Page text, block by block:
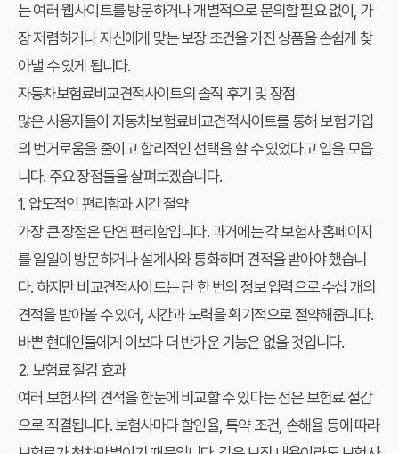
는 여러 웹사이트를 방문하거나 개별적으로 문의할 필요 없이, 가
장 저렴하거나 자신에게 맞는 보장 조건을 가진 상품을 손쉽게 찾
아낼 수 있게 됩니다.
자동차보험료비교견적사이트의 솔직 후기 및 장점
많은 사용자들이 자동차보험료비교견적사이트를 통해 보험 가입
의 번거로움을 줄이고 합리적인 선택을 할 수 있었다고 입을 모읍
니다. 주요 장점들을 살펴보겠습니다.
1. 압도적인 편리함과 시간 절약
가장 큰 장점은 단연 편리함입니다. 과거에는 각 보험사 홈페이지
를 일일이 방문하거나 설계사와 통화하며 견적을 받아야 했습니
다. 하지만 비교견적사이트는 단 한 번의 정보 입력으로 수십 개의
견적을 받아볼 수 있어, 시간과 노력을 획기적으로 절약해줍니다.
바쁜 현대인들에게 이보다 더 반가운 기능은 없을 것입니다.
2. 보험료 절감 효과
여러 보험사의 견적을 한눈에 비교할 수 있다는 점은 보험료 절감
으로 직결됩니다. 보험사마다 할인율, 특약 조건, 손해율 등에 따라